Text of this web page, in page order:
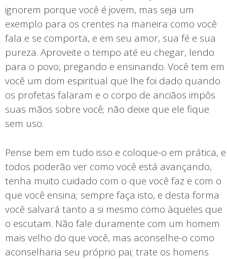
ignorem porque você é jovem, mas seja um
exemplo para os crentes na maneira como você
fala e se comporta, e em seu amor, sua fé e sua
pureza. Aproveite o tempo até eu chegar, lendo
para o povo, pregando e ensinando. Você tem em
você um dom espiritual que lhe foi dado quando
os profetas falaram e o corpo de anciãos impôs
suas mãos sobre você; não deixe que ele fique
sem uso.
Pense bem em tudo isso e coloque-o em prática, e
todos poderão ver como você está avançando,
tenha muito cuidado com o que você faz e com o
que você ensina; sempre faça isto, e desta forma
você salvará tanto a si mesmo como àqueles que
o escutam. Não fale duramente com um homem
mais velho do que você, mas aconselhe-o como
aconselharia seu próprio pai; trate os homens